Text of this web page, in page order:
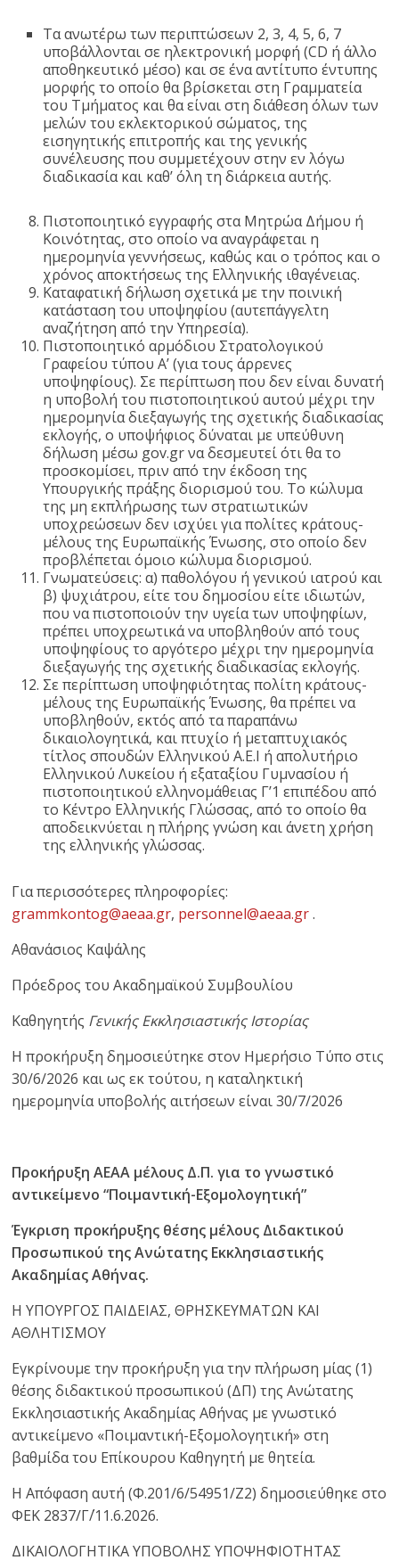
Τα ανωτέρω των περιπτώσεων 2, 3, 4, 5, 6, 7
υποβάλλονται σε ηλεκτρονική μορφή (CD ή άλλο
αποθηκευτικό μέσο) και σε ένα αντίτυπο έντυπης
μορφής το οποίο θα βρίσκεται στη Γραμματεία
του Τμήματος και θα είναι στη διάθεση όλων των
μελών του εκλεκτορικού σώματος, της
εισηγητικής επιτροπής και της γενικής
συνέλευσης που συμμετέχουν στην εν λόγω
διαδικασία και καθ’ όλη τη διάρκεια αυτής.
Πιστοποιητικό εγγραφής στα Μητρώα Δήμου ή
Κοινότητας, στο οποίο να αναγράφεται η
ημερομηνία γεννήσεως, καθώς και ο τρόπος και ο
χρόνος αποκτήσεως της Ελληνικής ιθαγένειας.
Καταφατική δήλωση σχετικά με την ποινική
κατάσταση του υποψηφίου (αυτεπάγγελτη
αναζήτηση από την Υπηρεσία).
Πιστοποιητικό αρμόδιου Στρατολογικού
Γραφείου τύπου Α’ (για τους άρρενες
υποψηφίους). Σε περίπτωση που δεν είναι δυνατή
η υποβολή του πιστοποιητικού αυτού μέχρι την
ημερομηνία διεξαγωγής της σχετικής διαδικασίας
εκλογής, ο υποψήφιος δύναται με υπεύθυνη
δήλωση μέσω gov.gr να δεσμευτεί ότι θα το
προσκομίσει, πριν από την έκδοση της
Υπουργικής πράξης διορισμού του. Το κώλυμα
της μη εκπλήρωσης των στρατιωτικών
υποχρεώσεων δεν ισχύει για πολίτες κράτους-
μέλους της Ευρωπαϊκής Ένωσης, στο οποίο δεν
προβλέπεται όμοιο κώλυμα διορισμού.
Γνωματεύσεις: α) παθολόγου ή γενικού ιατρού και
β) ψυχιάτρου, είτε του δημοσίου είτε ιδιωτών,
που να πιστοποιούν την υγεία των υποψηφίων,
πρέπει υποχρεωτικά να υποβληθούν από τους
υποψηφίους το αργότερο μέχρι την ημερομηνία
διεξαγωγής της σχετικής διαδικασίας εκλογής.
Σε περίπτωση υποψηφιότητας πολίτη κράτους-
μέλους της Ευρωπαϊκής Ένωσης, θα πρέπει να
υποβληθούν, εκτός από τα παραπάνω
δικαιολογητικά, και πτυχίο ή μεταπτυχιακός
τίτλος σπουδών Ελληνικού Α.Ε.Ι ή απολυτήριο
Ελληνικού Λυκείου ή εξαταξίου Γυμνασίου ή
πιστοποιητικού ελληνομάθειας Γ’1 επιπέδου από
το Κέντρο Ελληνικής Γλώσσας, από το οποίο θα
αποδεικνύεται η πλήρης γνώση και άνετη χρήση
της ελληνικής γλώσσας.
Για περισσότερες πληροφορίες:
grammkontog@aeaa.gr, personnel@aeaa.gr.
Αθανάσιος Καψάλης
Πρόεδρος του Ακαδημαϊκού Συμβουλίου
Καθηγητής Γενικής Εκκλησιαστικής Ιστορίας
Η προκήρυξη δημοσιεύτηκε στον Ημερήσιο Τύπο στις
30/6/2026 και ως εκ τούτου, η καταληκτική
ημερομηνία υποβολής αιτήσεων είναι 30/7/2026
Προκήρυξη ΑΕΑΑ μέλους Δ.Π. για το γνωστικό
αντικείμενο “Ποιμαντική-Εξομολογητική”
Έγκριση προκήρυξης θέσης μέλους Διδακτικού
Προσωπικού της Ανώτατης Εκκλησιαστικής
Ακαδημίας Αθήνας.
Η ΥΠΟΥΡΓΟΣ ΠΑΙΔΕΙΑΣ, ΘΡΗΣΚΕΥΜΑΤΩΝ ΚΑΙ
ΑΘΛΗΤΙΣΜΟΥ
Εγκρίνουμε την προκήρυξη για την πλήρωση μίας (1)
θέσης διδακτικού προσωπικού (ΔΠ) της Ανώτατης
Εκκλησιαστικής Ακαδημίας Αθήνας με γνωστικό
αντικείμενο «Ποιμαντική-Εξομολογητική» στη
βαθμίδα του Επίκουρου Καθηγητή με θητεία.
Η Απόφαση αυτή (Φ.201/6/54951/Ζ2) δημοσιεύθηκε στο
ΦΕΚ 2837/Γ΄/11.6.2026.
ΔΙΚΑΙΟΛΟΓΗΤΙΚΑ ΥΠΟΒΟΛΗΣ ΥΠΟΨΗΦΙΟΤΗΤΑΣ